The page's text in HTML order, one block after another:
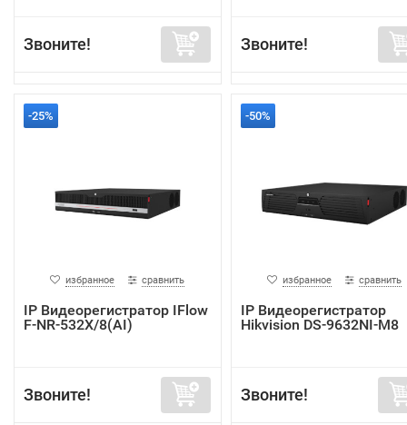
Звоните! Звоните!
-25%
избранное сравнить
IP Видеорегистратор IFlow
F-NR-532X/8(AI)
Звоните!
-50%
избранное сравнить
IP Видеорегистратор
Hikvision DS-9632NI-M8
Звоните!